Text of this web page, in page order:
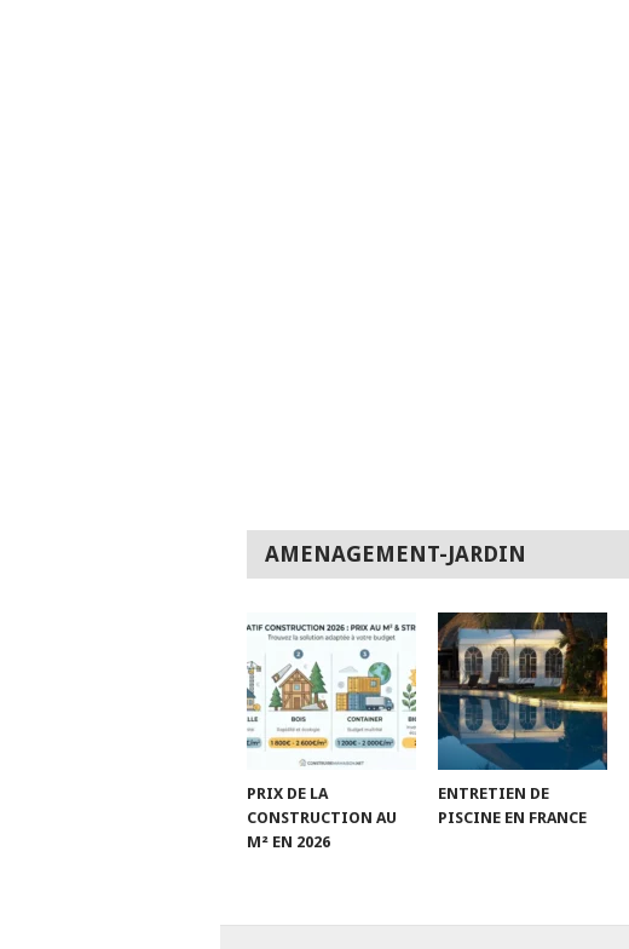
AMENAGEMENT-JARDIN
PRIX DE LA
CONSTRUCTION AU
M² EN 2026
ENTRETIEN DE
PISCINE EN FRANCE